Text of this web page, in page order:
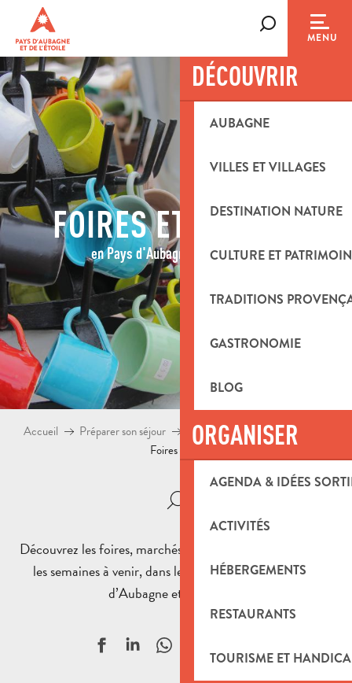
contenu
principal
MENU
DÉCOUVRIR
AUBAGNE
VILLES ET VILLAGES
DESTINATION NATURE
CULTURE ET
TRADITIONS
GASTRONOMIE
BLOG
ORGANISER
AGENDA & IDÉES
ACTIVITÉS
HÉBERGEMENTS
RESTAURANTS
TOURISME ET
FOIRES ET SALONS
en Pays d'Aubagne et de l'Étoile
Accueil Préparer son séjour
Toujours une occasion de sortir
Foires et salons
Découvrez les foires, marchés et salons programmés dans
les semaines à venir, dans les villes et villages du Pays
d’Aubagne et de l’Étoile.
Ajouter aux